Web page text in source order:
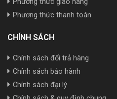
Phương thức thanh toán
CHÍNH SÁCH
Chính sách đổi trả hàng
Chính sách bảo hành
Chính sách đại lý